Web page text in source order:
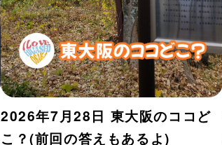
2026年7月28日 東大阪のココど
こ？(前回の答えもあるよ)